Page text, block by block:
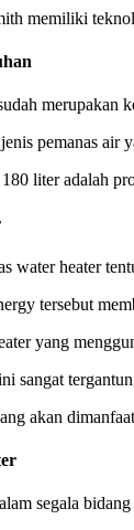
memiliki
merupakan
pemanas
liter adalah
water heater
tersebut
yang
sangat
akan
segala